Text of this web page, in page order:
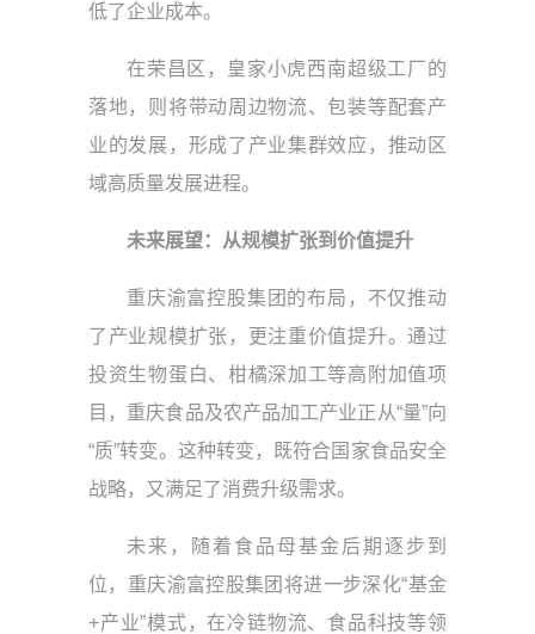
低了企业成本。
在荣昌区，皇家小虎西南超级工厂的
落地，则将带动周边物流、包装等配套产
业的发展，形成了产业集群效应，推动区
域高质量发展进程。
未来展望：从规模扩张到价值提升
重庆渝富控股集团的布局，不仅推动
了产业规模扩张，更注重价值提升。通过
投资生物蛋白、柑橘深加工等高附加值项
目，重庆食品及农产品加工产业正从“量”向
“质”转变。这种转变，既符合国家食品安全
战略，又满足了消费升级需求。
未来，随着食品母基金后期逐步到
位，重庆渝富控股集团将进一步深化“基金
+产业”模式，在冷链物流、食品科技等领